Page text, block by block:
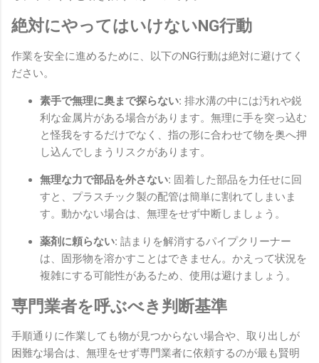
絶対にやってはいけないNG行動
作業を安全に進めるために、以下のNG行動は絶対に避けてく
ださい。
素手で無理に奥まで探らない: 排水溝の中には汚れや鋭
利な金属片がある場合があります。無理に手を突っ込む
と怪我をするだけでなく、指の形に合わせて物を奥へ押
し込んでしまうリスクがあります。
無理な力で部品を外さない: 固着した部品を力任せに回
すと、プラスチック製の配管は簡単に割れてしまいま
す。動かない場合は、無理をせず中断しましょう。
薬剤に頼らない: 詰まりを解消するパイプクリーナー
は、固形物を溶かすことはできません。かえって状況を
複雑にする可能性があるため、使用は避けましょう。
専門業者を呼ぶべき判断基準
手順通りに作業しても物が見つからない場合や、取り出しが
困難な場合は、無理をせず専門業者に依頼するのが最も賢明